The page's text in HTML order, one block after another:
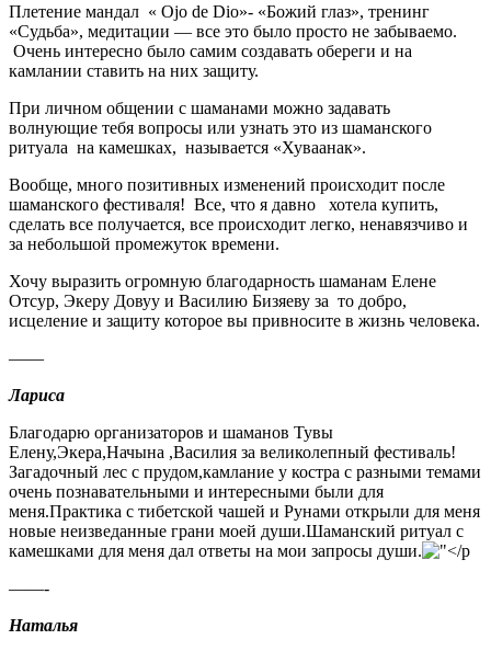
Плетение мандал « Ojo de Dio»- «Божий глаз», тренинг
«Судьба», медитации — все это было просто не забываемо.
Очень интересно было самим создавать обереги и на
камлании ставить на них защиту.
При личном общении с шаманами можно задавать
волнующие тебя вопросы или узнать это из шаманского
ритуала на камешках, называется «Хуваанак».
Вообще, много позитивных изменений происходит после
шаманского фестиваля! Все, что я давно хотела купить,
сделать все получается, все происходит легко, ненавязчиво и
за небольшой промежуток времени.
Хочу выразить огромную благодарность шаманам Елене
Отсур, Экеру Довуу и Василию Бизяеву за то добро,
исцеление и защиту которое вы привносите в жизнь человека.
——
Лариса
Благодарю организаторов и шаманов Тувы
Елену,Экера,Начына ,Василия за великолепный фестиваль!
Загадочный лес с прудом,камлание у костра с разными темами
очень познавательными и интересными были для
меня.Практика с тибетской чашей и Рунами открыли для меня
новые неизведанные грани моей души.Шаманский ритуал с
камешками для меня дал ответы на мои запросы души.
——-
Наталья